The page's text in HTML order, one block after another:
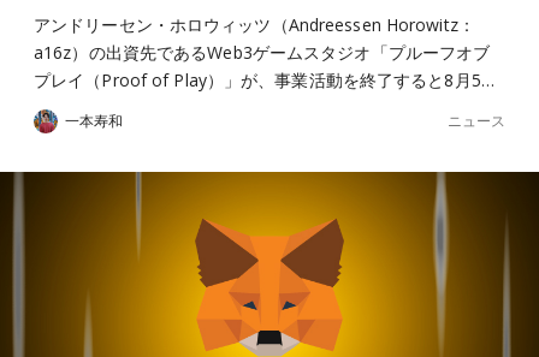
アンドリーセン・ホロウィッツ（Andreessen Horowitz：
a16z）の出資先であるWeb3ゲームスタジオ「プルーフオブ
プレイ（Proof of Play）」が、事業活動を終了すると8月5…
一本寿和 ニュース